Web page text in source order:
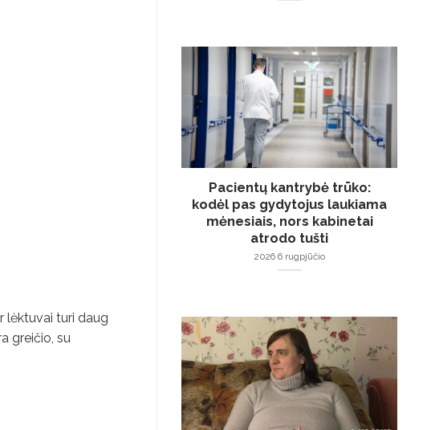
lėktuvai turi daug
greičio, su
Pacientų kantrybė trūko:
kodėl pas gydytojus laukiama
mėnesiais, nors kabinetai
atrodo tušti
2026 6 rugpjūčio